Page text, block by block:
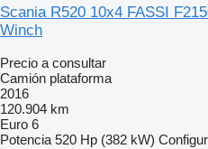
Scania R520 10x4 FASSI
Winch
Precio a consultar
Camión plataforma
2016
120.904 km
Euro 6
Potencia 520 Hp (382 kW)